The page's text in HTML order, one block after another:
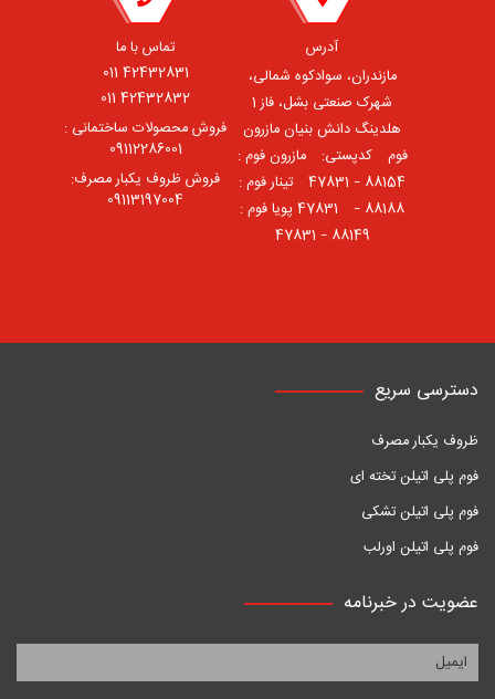
آدرس
مازندران، سوادکوه شمالی،
شهرک صنعتی بشل، فاز 1
هلدینگ دانش بنیان مازرون
فوم ⠀کدپستی: ⠀مازرون فوم :
88154 – 47831 ⠀تینار فوم :
88188 – 47831⠀ پویا فوم :
88149 – 47831
تماس با ما
42432831 011
42432832 011
فروش محصولات ساختمانی :
09112286001
فروش ظروف یکبار مصرف:
09113197004
دسترسی سریع
ظروف یکبار مصرف
فوم پلی اتیلن تخته ای
فوم پلی اتیلن تشکی
فوم پلی اتیلن اورلب
عضویت در خبرنامه